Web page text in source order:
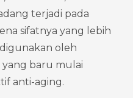
terjadi pada
sifatnya yang lebih
oleh
baru mulai
anti-aging.